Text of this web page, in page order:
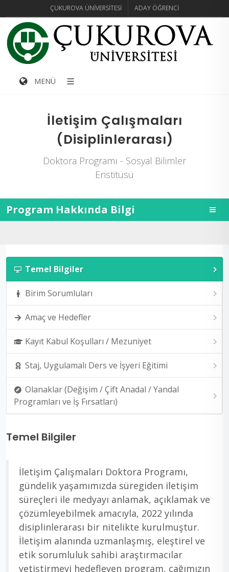
ÇUKUROVA ÜNIVERSITESI ADAY ÖĞRENCI
MENÜ
İletişim Çalışmaları
(Disiplinlerarası)
Doktora Programı - Sosyal Bilimler
Enstitüsü
Program Hakkında Bilgi
Temel Bilgiler
Birim Sorumluları
Amaç ve Hedefler
Kayıt Kabul Koşulları / Mezuniyet
Staj, Uygulamalı Ders ve İşyeri Eğitimi
Olanaklar (Değişim / Çift Anadal / Yandal
Programları ve İş Fırsatları)
Temel Bilgiler
İletişim Çalışmaları Doktora Programı,
gündelik yaşamımızda süregiden iletişim
süreçleri ile medyayı anlamak, açıklamak ve
çözümleyebilmek amacıyla, 2022 yılında
disiplinlerarası bir nitelikte kurulmuştur.
İletişim alanında uzmanlaşmış, eleştirel ve
etik sorumluluk sahibi araştırmacılar
yetiştirmeyi hedefleyen program, çağımızın